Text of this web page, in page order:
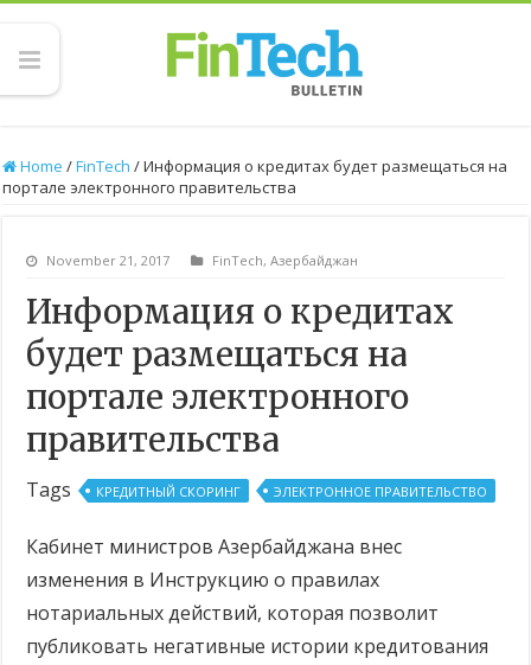
Home /FinTech /Информация о кредитах будет размещаться на
портале электронного правительства
November 21, 2017 FinTech,Азербайджан
Информация о кредитах
будет размещаться на
портале электронного
правительства
Tags КРЕДИТНЫЙ СКОРИНГ ЭЛЕКТРОННОЕ ПРАВИТЕЛЬСТВО
Кабинет министров Азербайджана внес
изменения в Инструкцию о правилах
нотариальных действий, которая позволит
публиковать негативные истории кредитования